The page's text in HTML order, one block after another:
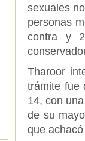
sexuales
personas
contra y
Tharoor
trámite fue
14, con
de su
que achacó